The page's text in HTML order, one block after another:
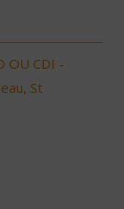
OU CDI -
St